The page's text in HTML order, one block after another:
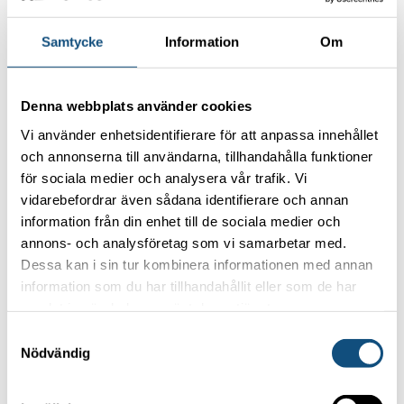
Samtycke Information Om
Denna webbplats använder cookies
Vi använder enhetsidentifierare för att anpassa innehållet
och annonserna till användarna, tillhandahålla funktioner
för sociala medier och analysera vår trafik. Vi
vidarebefordrar även sådana identifierare och annan
information från din enhet till de sociala medier och
annons- och analysföretag som vi samarbetar med.
Dessa kan i sin tur kombinera informationen med annan
information som du har tillhandahållit eller som de har
Nödvändig
Genom att trycka på knappen "Skicka" ger du